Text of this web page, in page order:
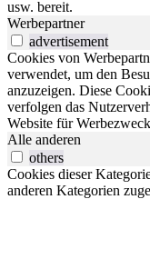
usw. bereit.
Werbepartner
advertisement
Cookies von
verwendet, um den
anzuzeigen. Diese
verfolgen das
Website für
Alle anderen
others
Cookies dieser
anderen Kategorien